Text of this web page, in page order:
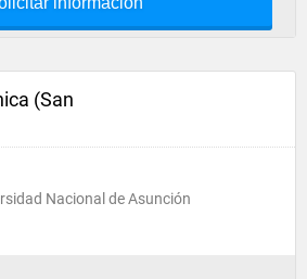
(San
Nacional de Asunción